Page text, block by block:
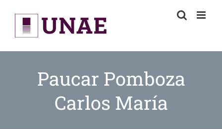
content
Paucar Pomboza
Carlos María